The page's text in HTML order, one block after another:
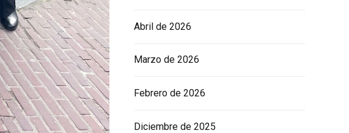
Abril de 2026
Marzo de 2026
Febrero de 2026
Diciembre de 2025